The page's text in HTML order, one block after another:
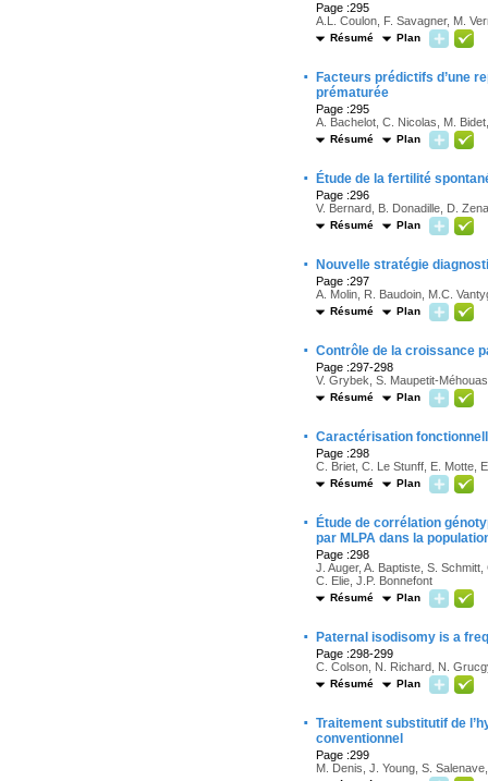
Page :295
A.L. Coulon, F. Savagner, M.
Résumé Plan
·
Facteurs prédictifs d’une
prématurée
Page :295
A. Bachelot, C. Nicolas, M.
Résumé Plan
· Étude de la fertilité
Page :296
V. Bernard, B. Donadille, D.
Résumé Plan
· Nouvelle stratégie
Page :297
A. Molin, R. Baudoin, M.C.
Résumé Plan
· Contrôle de la croissance
Page :297-298
V. Grybek, S. Maupetit-
Résumé Plan
· Caractérisation
Page :298
C. Briet, C. Le Stunff, E. Motte,
Résumé Plan
·
Étude de corrélation
par MLPA dans la
Page :298
J. Auger, A. Baptiste, S.
C. Elie, J.P. Bonnefont
Résumé Plan
· Paternal isodisomy is a
Page :298-299
C. Colson, N. Richard, N.
Résumé Plan
· Traitement substitutif de
conventionnel
Page :299
M. Denis, J. Young, S.